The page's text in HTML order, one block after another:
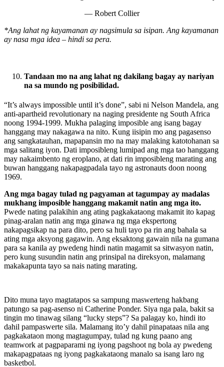
— Robert Collier
*Ang lahat ng kayamanan ay nagsimula sa isipan. Ang kayamanan
ay nasa mga idea – hindi sa pera.
Tandaan mo na ang lahat ng dakilang bagay ay nariyan
na sa mundo ng posibilidad.
“It’s always impossible until it’s done”, sabi ni Nelson Mandela, ang
anti-apartheid revolutionary na naging presidente ng South Africa
noong 1994-1999. Mukha palaging imposible ang isang bagay
hanggang may nakagawa na nito. Kung iisipin mo ang pagasenso
ang sangkatauhan, mapapansin mo na may malaking katotohanan sa
mga salitang iyon. Dati imposibleng lumipad ang mga tao hanggang
may nakaimbento ng eroplano, at dati rin imposibleng marating ang
buwan hanggang nakapagpadala tayo ng astronauts doon noong
1969.
Ang mga bagay tulad ng pagyaman at tagumpay ay madalas
mukhang imposible hanggang makamit natin ang mga ito.
Pwede nating palakihin ang ating pagkakataong makamit ito kapag
pinag-aralan natin ang mga ginawa ng mga ekspertong
nakapagsikap na para dito, pero sa huli tayo pa rin ang bahala sa
ating mga aksyong gagawin. Ang eksaktong gawain nila na gumana
para sa kanila ay pwedeng hindi natin magamit sa sitwasyon natin,
pero kung susundin natin ang prinsipal na direksyon, malamang
makakapunta tayo sa nais nating marating.
Dito muna tayo magtatapos sa sampung maswerteng hakbang
patungo sa pag-asenso ni Catherine Ponder. Siya nga pala, bakit sa
tingin mo tinawag silang “lucky steps”? Sa palagay ko, hindi ito
dahil pampaswerte sila. Malamang ito’y dahil pinapataas nila ang
pagkakataon mong magtagumpay, tulad ng kung paano ang
teamwork at pagpaparami ng iyong pagshoot ng bola ay pwedeng
makapagpataas ng iyong pagkakataong manalo sa isang laro ng
basketbol.